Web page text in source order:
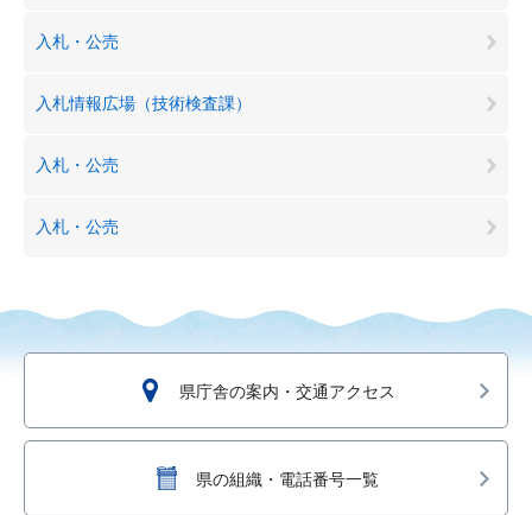
入札・公売
入札情報広場（技術検査課）
入札・公売
入札・公売
県庁舎の案内・交通アクセス
県の組織・電話番号一覧